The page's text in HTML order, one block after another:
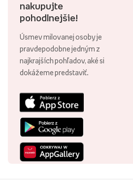
nakupujte
pohodlnejšie!
Úsmev milovanej osoby je
pravdepodobne jedným z
najkrajších pohľadov, aké si
dokážeme predstaviť.